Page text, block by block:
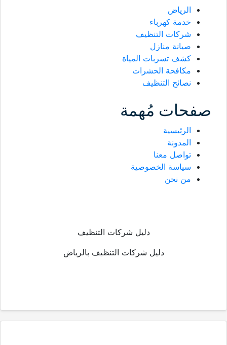
الرياض
خدمة كهرباء
شركات التنظيف
صيانة منازل
كشف تسربات المياة
مكافحة الحشرات
نصائح التنظيف
صفحات مُهمة
الرئيسية
المدونة
تواصل معنا
سياسة الخصوصية
من نحن
دليل شركات التنظيف
دليل شركات التنظيف بالرياض